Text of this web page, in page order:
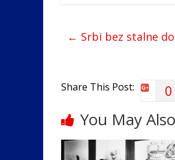
o
k
dI
← Srbi bez stalne
Share This Post: 0
You May